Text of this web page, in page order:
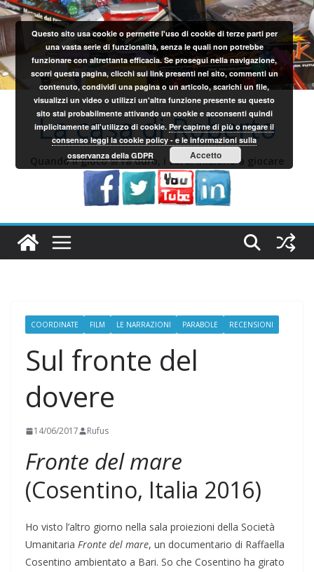
Salta
al
contenuto
La casa di Roberto
Quando il gioco si fa duro, i sardi iniziano a giocare
COORDINATE FILM LE NARRAZIONI PARABOLE RECENSIONI
Sul fronte del
dovere
14/06/2017 Rufus
Fronte del mare
(Cosentino, Italia 2016)
Ho visto l’altro giorno nella sala proiezioni della Società
Umanitaria Fronte del mare, un documentario di Raffaella
Cosentino ambientato a Bari. So che Cosentino ha girato
Questo sito usa cookie o permette l'uso di cookie di terze parti per
una vasta serie di funzionalità, senza le quali non potrebbe
funzionare con altrettanta efficacia. Se prosegui nella navigazione,
scorri questa pagina, clicchi sui link presenti nel sito, commenti un
contenuto, condividi una pagina o un articolo, scarichi un file,
visualizzi un video o utilizzi un'altra funzione presente su questo
sito stai probabilmente attivando un cookie e acconsenti quindi
implicitamente all'utilizzo di cookie.Per capirne di più o negare il
consenso leggi la cookie policy - e le informazioni sulla
osservanza della GDPR
Accetto